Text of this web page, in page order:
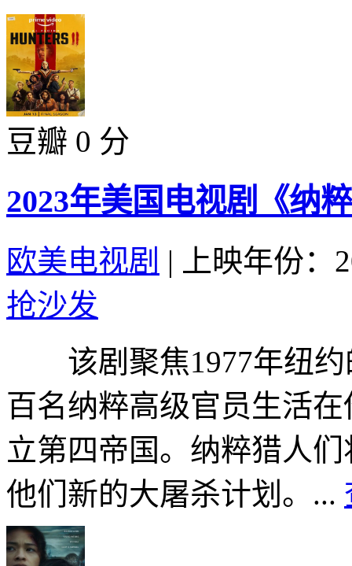
豆瓣 0 分
2023年美国电视剧《纳
欧美电视剧 |
上映年份：
抢沙发
该剧聚焦1977年纽约
百名纳粹高级官员生活
立第四帝国。纳粹猎人
他们新的大屠杀计划。...